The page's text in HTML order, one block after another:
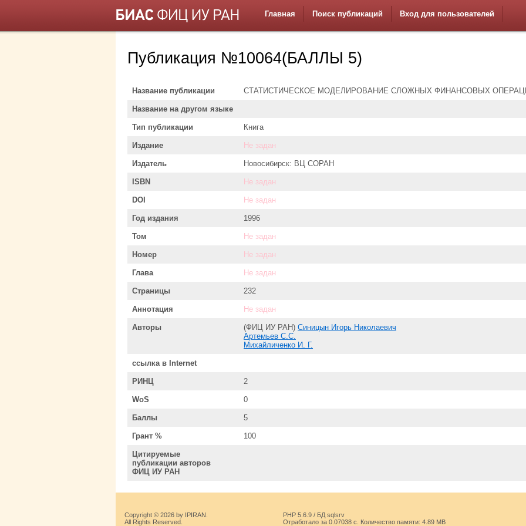
Главная Поиск публикаций Вход для пользователей
Публикация №10064(БАЛЛЫ 5)
Название публикации СТАТИСТИЧЕСКОЕ МОДЕЛИРОВАНИЕ СЛОЖНЫХ ФИНАНСОВЫХ
Название на другом языке
Тип публикации Книга
Издание Не задан
Издатель Новосибирск: ВЦ СОРАН
ISBN Не задан
DOI Не задан
Год издания 1996
Том Не задан
Номер Не задан
Глава Не задан
Страницы 232
Аннотация Не задан
Авторы (ФИЦ ИУ РАН) Синицын Игорь Николаевич
Артемьев С.С.
Михайличенко И. Г.
ссылка в Internet
РИНЦ 2
WoS 0
Баллы 5
Грант % 100
Цитируемые
публикации авторов
ФИЦ ИУ РАН
Copyright © 2026 by IPIRAN.
All Rights Reserved.
PHP 5.6.9 / БД sqlsrv
Отработало за 0.07038 с. Количество памяти: 4.89 MB